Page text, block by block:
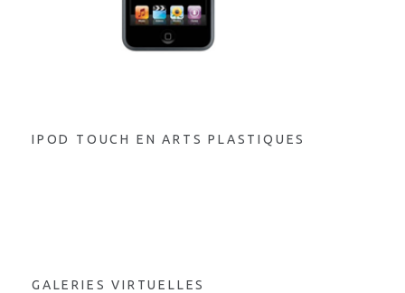
IPOD TOUCH EN ARTS PLASTIQUES
GALERIES VIRTUELLES